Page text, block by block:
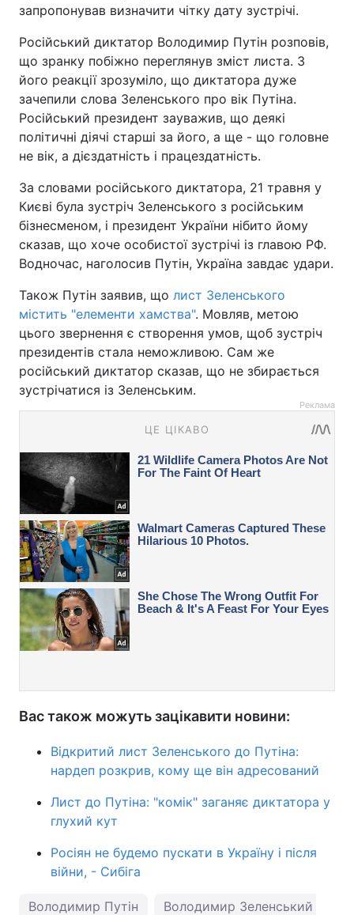
запропонував визначити чітку дату зустрічі.
Російський диктатор Володимир Путін розповів,
що зранку побіжно переглянув зміст листа. З
його реакції зрозуміло, що диктатора дуже
зачепили слова Зеленського про вік Путіна.
Російський президент зауважив, що деякі
політичні діячі старші за його, а ще - що головне
не вік, а дієздатність і працездатність.
За словами російського диктатора, 21 травня у
Києві була зустріч Зеленського з російським
бізнесменом, і президент України нібито йому
сказав, що хоче особистої зустрічі із главою РФ.
Водночас, наголосив Путін, Україна завдає удари.
Також Путін заявив, що лист Зеленського
містить "елементи хамства". Мовляв, метою
цього звернення є створення умов, щоб зустріч
президентів стала неможливою. Сам же
російський диктатор сказав, що не збирається
зустрічатися із Зеленським.
Реклама
Вас також можуть зацікавити новини:
Відкритий лист Зеленського до Путіна:
нардеп розкрив, кому ще він адресований
Лист до Путіна: "комік" заганяє диктатора у
глухий кут
Росіян не будемо пускати в Україну і після
війни, - Сибіга
Володимир Путін Володимир Зеленський